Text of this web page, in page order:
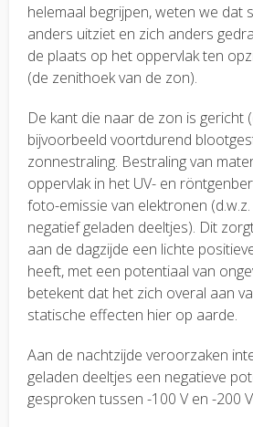
helemaal begrijpen, weten we dat
anders uitziet en zich anders
de plaats op het oppervlak ten
(de zenithoek van de zon).
De kant die naar de zon is gericht
bijvoorbeeld voortdurend
zonnestraling. Bestraling van
oppervlak in het UV- en
foto-emissie van elektronen
negatief geladen deeltjes). Dit
aan de dagzijde een lichte
heeft, met een potentiaal van
betekent dat het zich overal aan
statische effecten hier op aarde.
Aan de nachtzijde veroorzaken
geladen deeltjes een negatieve
gesproken tussen -100 V en -200